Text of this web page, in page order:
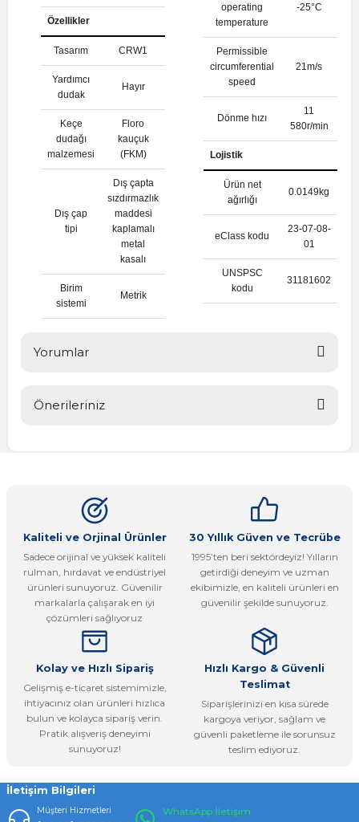
Özellikler
Tasarım CRW1
Yardımcı
dudak
Hayır
Keçe
dudağı
malzemesi
Floro
kauçuk
(FKM)
Dış çap
tipi
Dış çapta
sızdırmazlık
maddesi
kaplamalı
metal
kasalı
Birim
sistemi
Metrik
operating
temperature
-25°C
Permissible
circumferential
speed
21m/s
Dönme hızı
11
580r/min
Lojistik
Ürün net
ağırlığı
0.0149kg
eClass kodu
23-07-08-
01
UNSPSC
kodu
31181602
Yorumlar
Önerileriniz
Görüş ve önerileriniz için teşekkür ederiz.
Ürün resmi kalitesiz, bozuk veya görüntülenemiyor.
Ürün açıklamasında eksik bilgiler bulunuyor.
Ürün bilgilerinde hatalar bulunuyor.
Ürün fiyatı diğer sitelerden daha pahalı.
Bu ürüne benzer farklı alternatifler olmalı.
Gönder
Kaliteli ve Orjinal Ürünler
Sadece orijinal ve yüksek kaliteli
rulman, hırdavat ve endüstriyel
ürünleri sunuyoruz. Güvenilir
markalarla çalışarak en iyi
çözümleri sağlıyoruz
30 Yıllık Güven ve Tecrübe
1995’ten beri sektördeyiz! Yılların
getirdiği deneyim ve uzman
ekibimizle, en kaliteli ürünleri en
güvenilir şekilde sunuyoruz.
Kolay ve Hızlı Sipariş
Gelişmiş e-ticaret sistemimizle,
ihtiyacınız olan ürünleri hızlıca
bulun ve kolayca sipariş verin.
Pratik alışveriş deneyimi
sunuyoruz!
Hızlı Kargo & Güvenli
Teslimat
Siparişlerinizi en kısa sürede
kargoya veriyor, sağlam ve
güvenli paketleme ile sorunsuz
teslim ediyoruz.
İletişim Bilgileri
Müşteri Hizmetleri
WhatsApp İletişim